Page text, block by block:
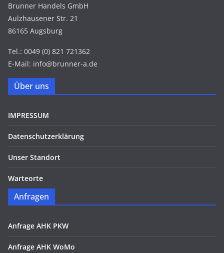
Brunner Handels GmbH
Aulzhausener Str. 21
86165 Augsburg
Tel.: 0049 (0) 821 721362
E-Mail: info@brunner-a.de
Über uns
IMPRESSUM
Datenschutzerklärung
Unser Standort
Warteorte
Anfragen
Anfrage AHK PKW
Anfrage AHK WoMo